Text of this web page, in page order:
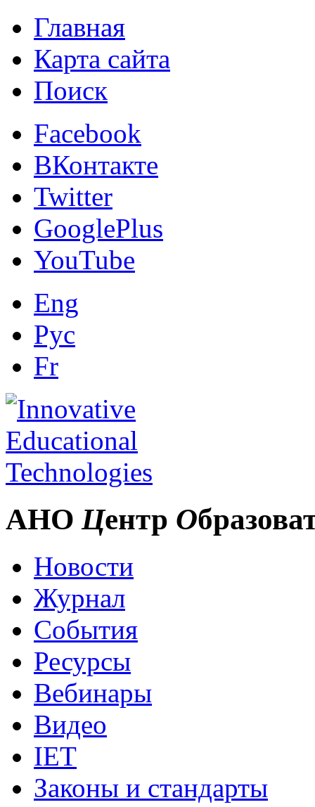
Главная
Карта сайта
Поиск
Facebook
ВКонтакте
Twitter
GooglePlus
YouTube
Eng
Рус
Fr
АНО Центр О
Новости
Журнал
События
Ресурсы
Вебинары
Видео
IET
Законы и стандарты